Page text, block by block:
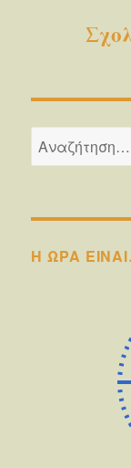
Αναζήτηση
για:
Η ΩΡΑ